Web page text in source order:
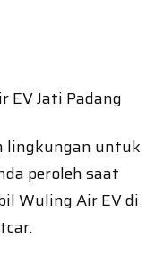
lingkungan untuk
peroleh saat
Wuling Air EV di